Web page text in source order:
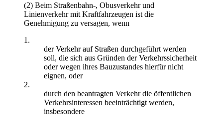
(2) Beim Straßenbahn-, Obusverkehr und
Linienverkehr mit Kraftfahrzeugen ist die
Genehmigung zu versagen, wenn
1.
der Verkehr auf Straßen durchgeführt werden
soll, die sich aus Gründen der Verkehrssicherheit
oder wegen ihres Bauzustandes hierfür nicht
eignen, oder
2.
durch den beantragten Verkehr die öffentlichen
Verkehrsinteressen beeinträchtigt werden,
insbesondere